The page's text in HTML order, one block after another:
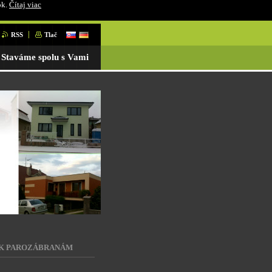
Čítaj viac
RSS Tlač
Staváme spolu s Vami
PAROZÁBRANÁM